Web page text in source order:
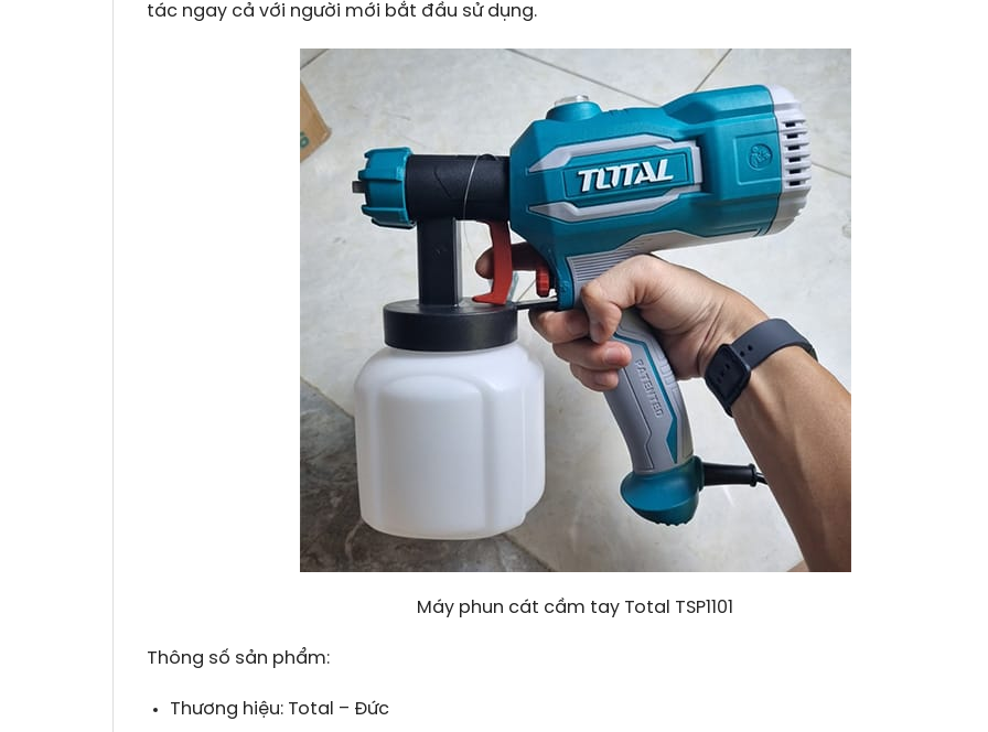
tác ngay cả với người mới bắt đầu sử dụng.
Máy phun cát cầm tay Total TSP1101
Thông số sản phẩm:
Thương hiệu: Total – Đức